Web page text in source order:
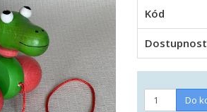
Kód
Dostupnost